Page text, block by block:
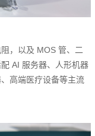
，以及 MOS 管、二
AI 服务器、人形机器
高端医疗设备等主流